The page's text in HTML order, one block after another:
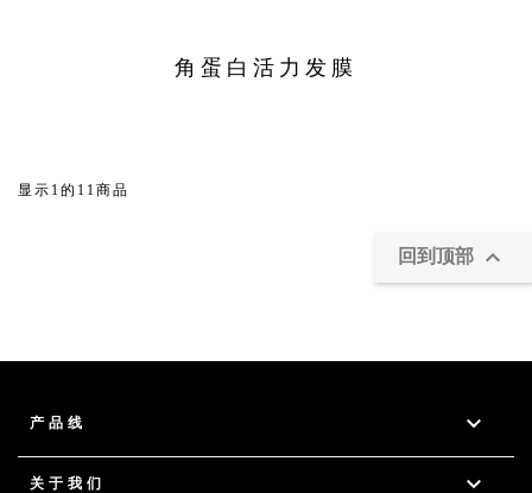
角蛋白活力发膜
显示1的11商品
回到顶部 
产品线 
关于我们 